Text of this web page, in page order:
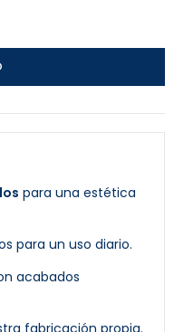
para una estética
para un uso diario.
acabados
fabricación propia.